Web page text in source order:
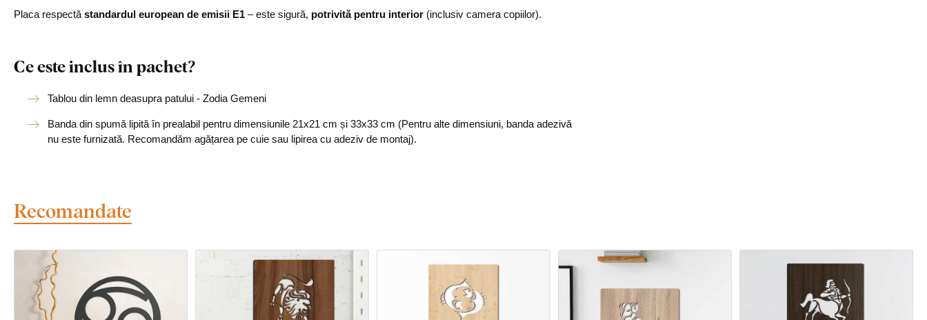
Placa respectă standardul european de emisii E1 – este sigură, potrivită pentru interior (inclusiv camera copiilor).
Ce este inclus în pachet?
Tablou din lemn deasupra patului - Zodia Gemeni
Banda din spumă lipită în prealabil pentru dimensiunile 21x21 cm și 33x33 cm (Pentru alte dimensiuni, banda adezivă
nu este furnizată. Recomandăm agățarea pe cuie sau lipirea cu adeziv de montaj).
Recomandate